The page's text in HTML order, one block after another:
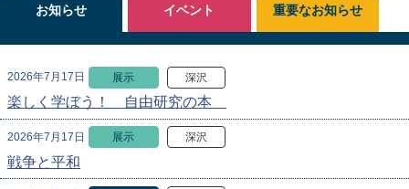
お知らせ
2026年7月17日 展示 深沢
楽しく学ぼう！ 自由研究の本
2026年7月17日 展示 深沢
戦争と平和
イベント 重要なお知らせ